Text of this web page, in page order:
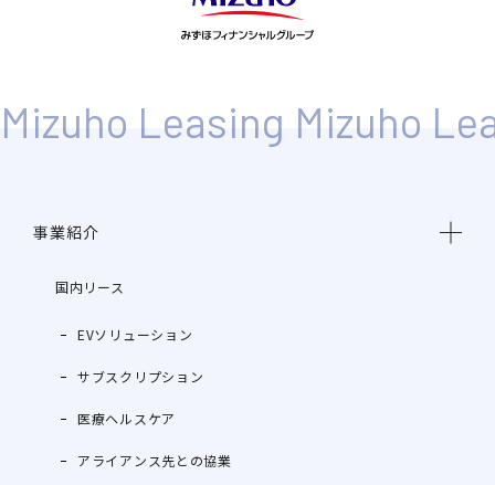
事業紹介
国内リース
EVソリューション
サブスクリプション
医療ヘルスケア
アライアンス先との協業